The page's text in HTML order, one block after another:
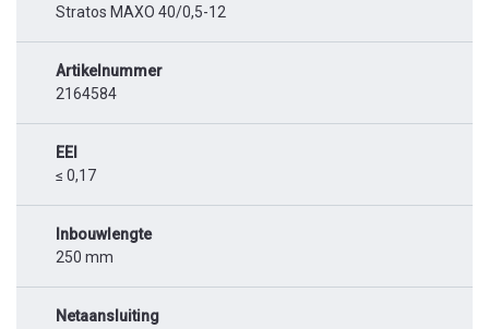
Stratos MAXO 40/0,5-12
Artikelnummer
2164584
EEI
≤ 0,17
Inbouwlengte
250 mm
Netaansluiting